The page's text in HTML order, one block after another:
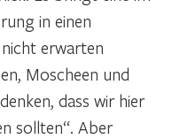
in einen
erwarten
Moscheen und
dass wir hier
sollten“. Aber